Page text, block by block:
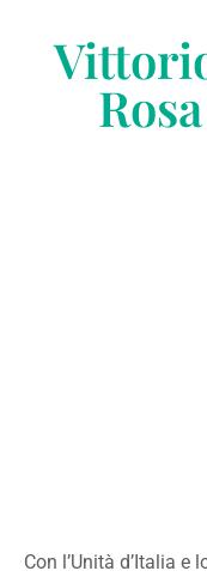
Con l’Unità d’Italia